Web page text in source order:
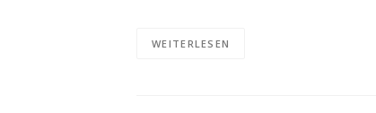
WEITERLESEN